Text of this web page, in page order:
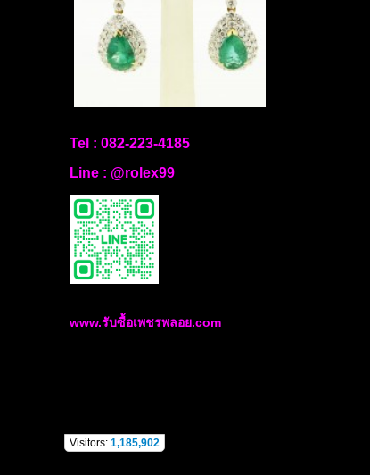
Tel : 082-223-4185
Line : @rolex99
www.รับซื้อเพชรพลอย.com
Visitors: 1,185,902